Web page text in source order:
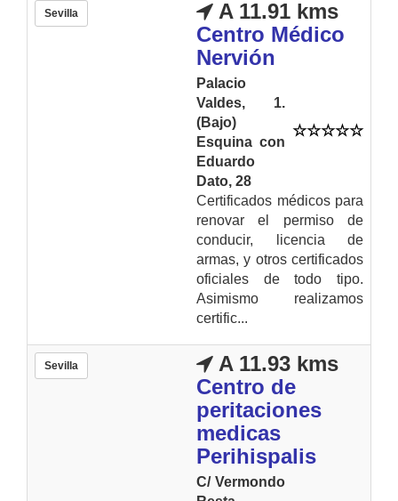
Sevilla
A 11.91 kms
Centro Médico
Nervión
Palacio
Valdes, 1.
(Bajo)
Esquina con
Eduardo
Dato, 28
Certificados médicos para
renovar el permiso de
conducir, licencia de
armas, y otros certificados
oficiales de todo tipo.
Asimismo realizamos
certific...
Sevilla
A 11.93 kms
Centro de
peritaciones
medicas
Perihispalis
C/ Vermondo